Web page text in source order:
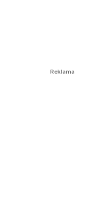
Reklama